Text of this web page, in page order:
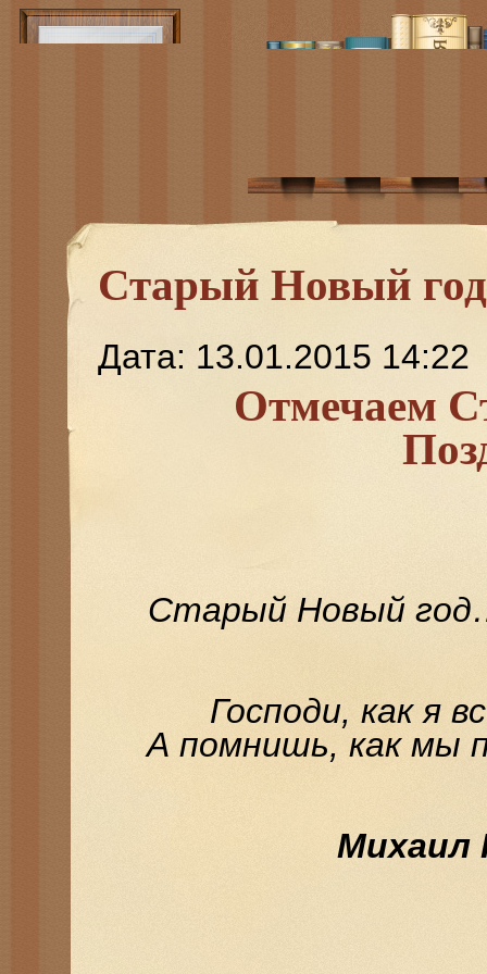
Старый Новый
Дата: 13.01.2015 14:22
Отмечаем
Старый Новый
Господи, как я
А помнишь, как мы
Михаил